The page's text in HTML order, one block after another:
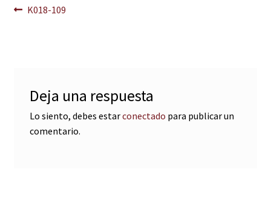
Navegación
Anterior:
K018-109
Deja una respuesta
Lo siento, debes estarconectado para publicar un
comentario.